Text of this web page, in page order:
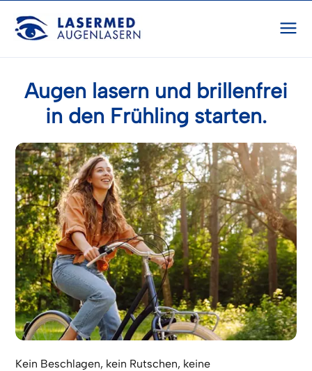
Augen lasern und brillenfrei
in den Frühling starten.
Kein Beschlagen, kein Rutschen, keine